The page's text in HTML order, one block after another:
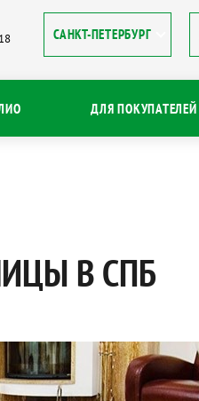
ДЛЯ ПОКУПАТЕЛЕЙ
В СПБ